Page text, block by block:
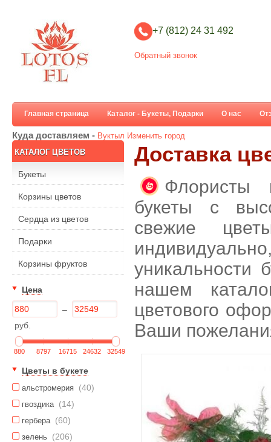
+7 (812) 24 31 492
Обратный звонок
Главная страница Каталог - Букеты, Подарки О нас
Куда доставляем - Вуктыл Изменить город
КАТАЛОГ ЦВЕТОВ
Букеты
Корзины цветов
Сердца из цветов
Подарки
Корзины фруктов
Цена
–
руб.
880 8797 16715 24632 32549
Цветы в букете
альстромерия (40)
гвоздика (14)
гербера (60)
зелень (206)
Доставка
Флористы
букеты с
свежие
уникальности
нашем
цветового
Ваши